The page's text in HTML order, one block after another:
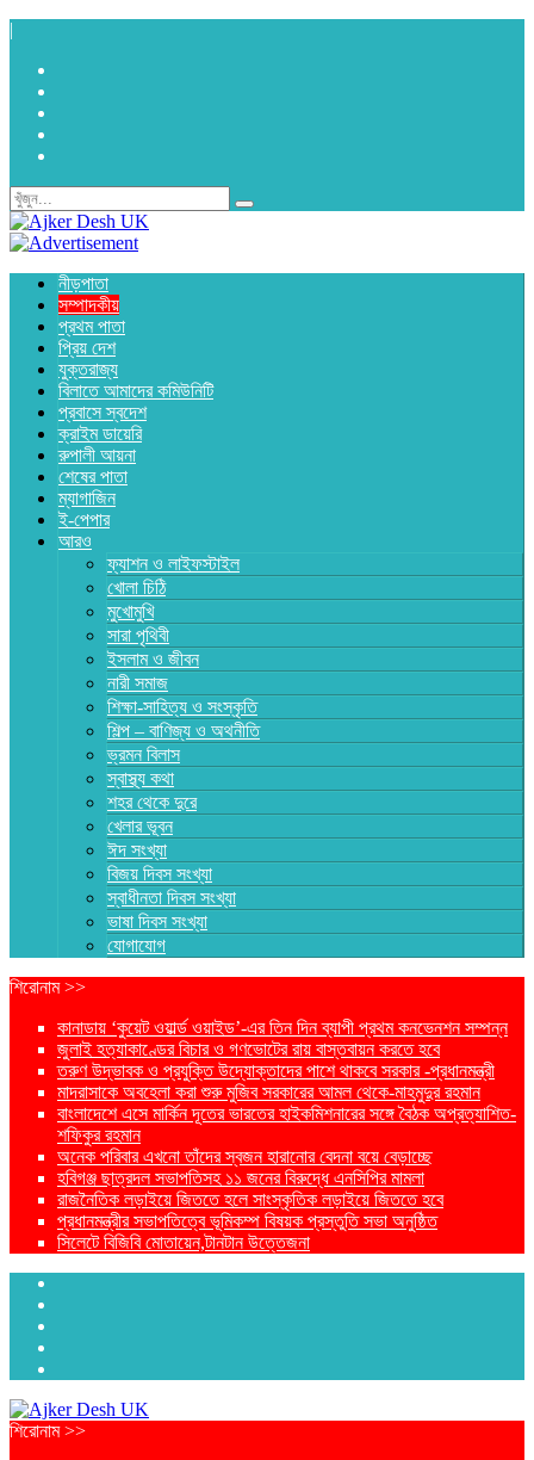
|
নীড়পাতা
সম্পাদকীয়
প্রথম পাতা
প্রিয় দেশ
যুক্তরাজ্য
বিলাতে আমাদের কমিউনিটি
প্রবাসে স্বদেশ
ক্রাইম ডায়েরি
রুপালী আয়না
শেষের পাতা
ম্যাগাজিন
ই-পেপার
আরও
ফ্যাশন ও লাইফস্টাইল
খোলা চিঠি
মুখোমুখি
সারা পৃথিবী
ইসলাম ও জীবন
নারী সমাজ
শিক্ষা-সাহিত্য ও সংস্কৃতি
শিল্প – বাণিজ্য ও অথনীতি
ভ্রমন বিলাস
স্বাস্থ্য কথা
শহর থেকে দুরে
খেলার ভূবন
ঈদ সংখ্যা
বিজয় দিবস সংখ্যা
স্বাধীনতা দিবস সংখ্যা
ভাষা দিবস সংখ্যা
যোগাযোগ
শিরোনাম >>
কানাডায় ‘কুয়েট ওয়ার্ল্ড ওয়াইড’-এর তিন দিন ব্যাপী প্রথম কনভেনশন সম্পন্ন
জুলাই হত্যাকাণ্ডের বিচার ও গণভোটের রায় বাস্তবায়ন করতে হবে
তরুণ উদ্ভাবক ও প্রযুক্তি উদ্যোক্তাদের পাশে থাকবে সরকার -প্রধানমন্ত্রী
মাদরাসাকে অবহেলা করা শুরু মুজিব সরকারের আমল থেকে-মাহমুদুর রহমান
বাংলাদেশে এসে মার্কিন দূতের ভারতের হাইকমিশনারের সঙ্গে বৈঠক অপ্রত্যাশিত-
শফিকুর রহমান
অনেক পরিবার এখনো তাঁদের স্বজন হারানোর বেদনা বয়ে বেড়াচ্ছে
হবিগঞ্জ ছাত্রদল সভাপতিসহ ১১ জনের বিরুদ্ধে এনসিপির মামলা
রাজনৈতিক লড়াইয়ে জিততে হলে সাংস্কৃতিক লড়াইয়ে জিততে হবে
প্রধানমন্ত্রীর সভাপতিত্বে ভূমিকম্প বিষয়ক প্রস্তুতি সভা অনুষ্ঠিত
সিলেটে বিজিবি মোতায়েন,টানটান উত্তেজনা
শিরোনাম >>